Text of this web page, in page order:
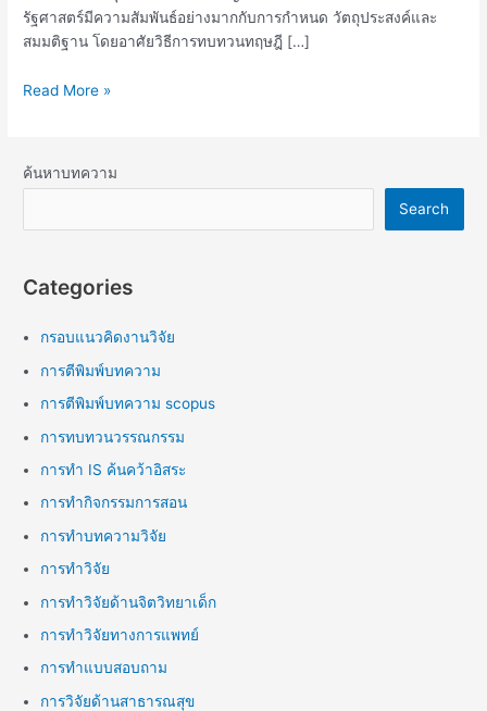
รัฐศาสตร์มีความสัมพันธ์อย่างมากกับการกําหนด วัตถุประสงค์และ
สมมติฐาน โดยอาศัยวิธีการทบทวนทฤษฎี […]
Read More »
ค้นหาบทความ
Search
Categories
กรอบแนวคิดงานวิจัย
การตีพิมพ์บทความ
การตีพิมพ์บทความ scopus
การทบทวนวรรณกรรม
การทำ IS ค้นคว้าอิสระ
การทำกิจกรรมการสอน
การทำบทความวิจัย
การทำวิจัย
การทำวิจัยด้านจิตวิทยาเด็ก
การทำวิจัยทางการแพทย์
การทำแบบสอบถาม
การวิจัยด้านสาธารณสุข